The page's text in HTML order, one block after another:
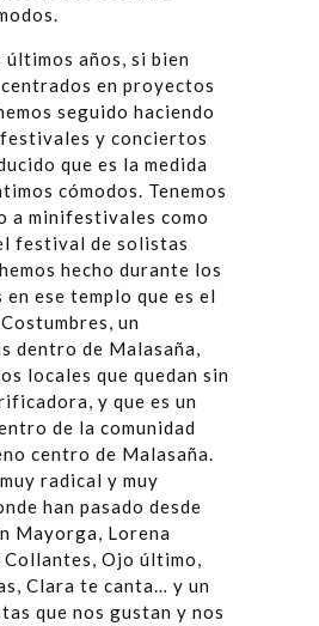
años, si bien
en proyectos
seguido haciendo
y conciertos
que es la medida
cómodos. Tenemos
a minifestivales como
festival de solistas
hecho durante los
ese templo que es el
un
dentro de Malasaña,
locales que quedan sin
y que es un
de la comunidad
centro de Malasaña.
radical y muy
han pasado desde
Mayorga, Lorena
Ojo último,
Clara te canta… y un
que nos gustan y nos